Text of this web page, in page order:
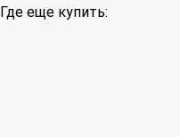
Где еще купить: